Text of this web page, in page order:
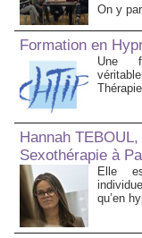
On y
Formation en
Une
Hannah
Sexothérapie à
Elle
qu’en